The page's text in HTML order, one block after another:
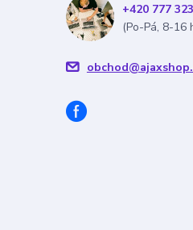
+420 777
(Po-Pá, 8-16